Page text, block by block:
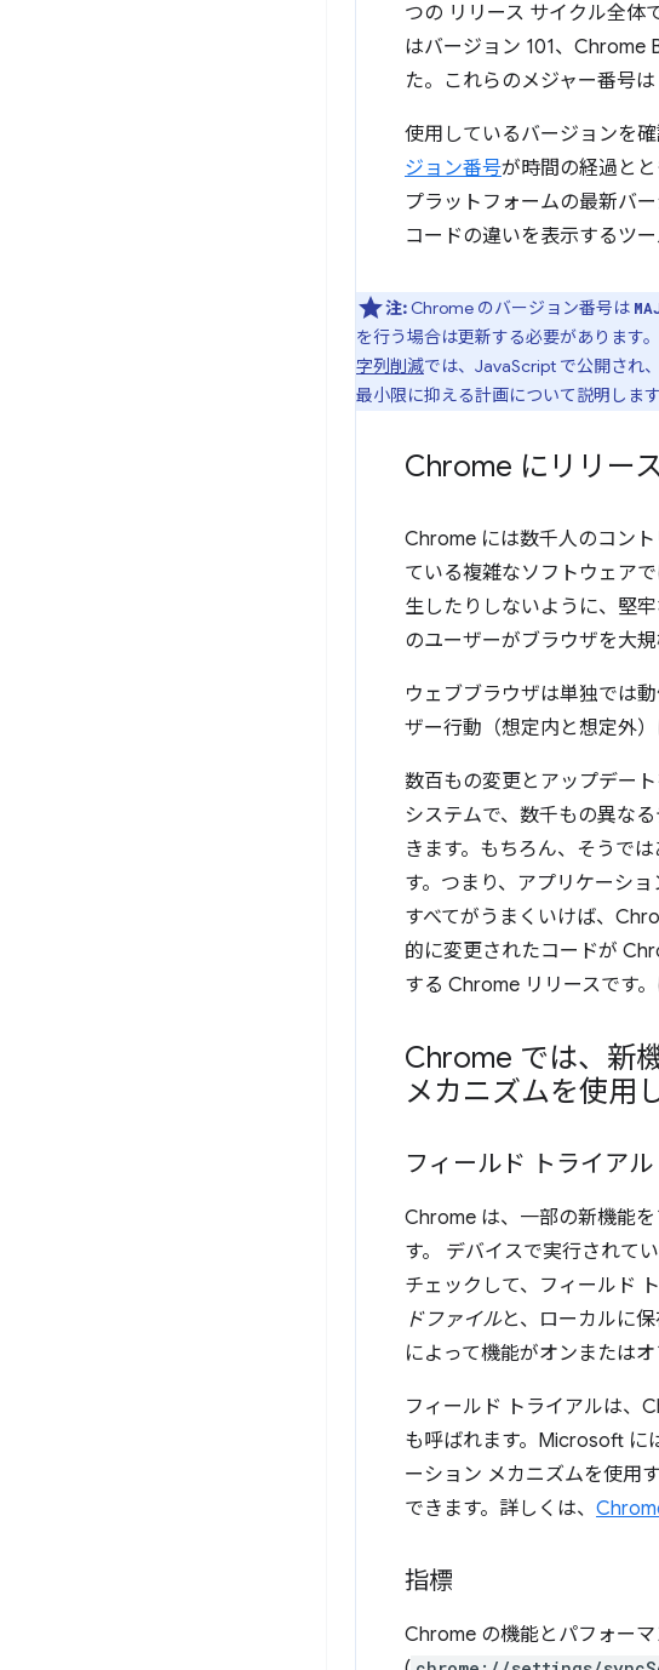
つの リリース サイクル全体
はバージョン 101、Chrome
た。これらのメジャー番号は
使用しているバージョンを確
ジョン番号が時間の経過と
プラットフォームの最新バー
コードの違いを表示するツー
注: Chrome のバージョン番号は
を行う場合は更新する必要があります。
字列削減では、JavaScript で公開され、
最小限に抑える計画について説明します
Chrome にリリー
Chrome には数千人のコン
ている複雑なソフトウェア
生したりしないように、堅
のユーザーがブラウザを大
ウェブブラウザは単独では
ザー行動（想定内と想定外
数百もの変更とアップデー
システムで、数千もの異な
きます。もちろん、そうで
す。つまり、アプリケーシ
すべてがうまくいけば、
的に変更されたコードが
する Chrome リリースです
Chrome では、新
メカニズムを使用
フィールド トライアル
Chrome は、一部の新機能
す。 デバイスで実行されて
チェックして、フィールド
ドファイルと、ローカルに
によって機能がオンまたはオ
フィールド トライアルは、
も呼ばれます。Microsoft に
ーション メカニズムを使用
できます。詳しくは、
指標
Chrome の機能とパフォー